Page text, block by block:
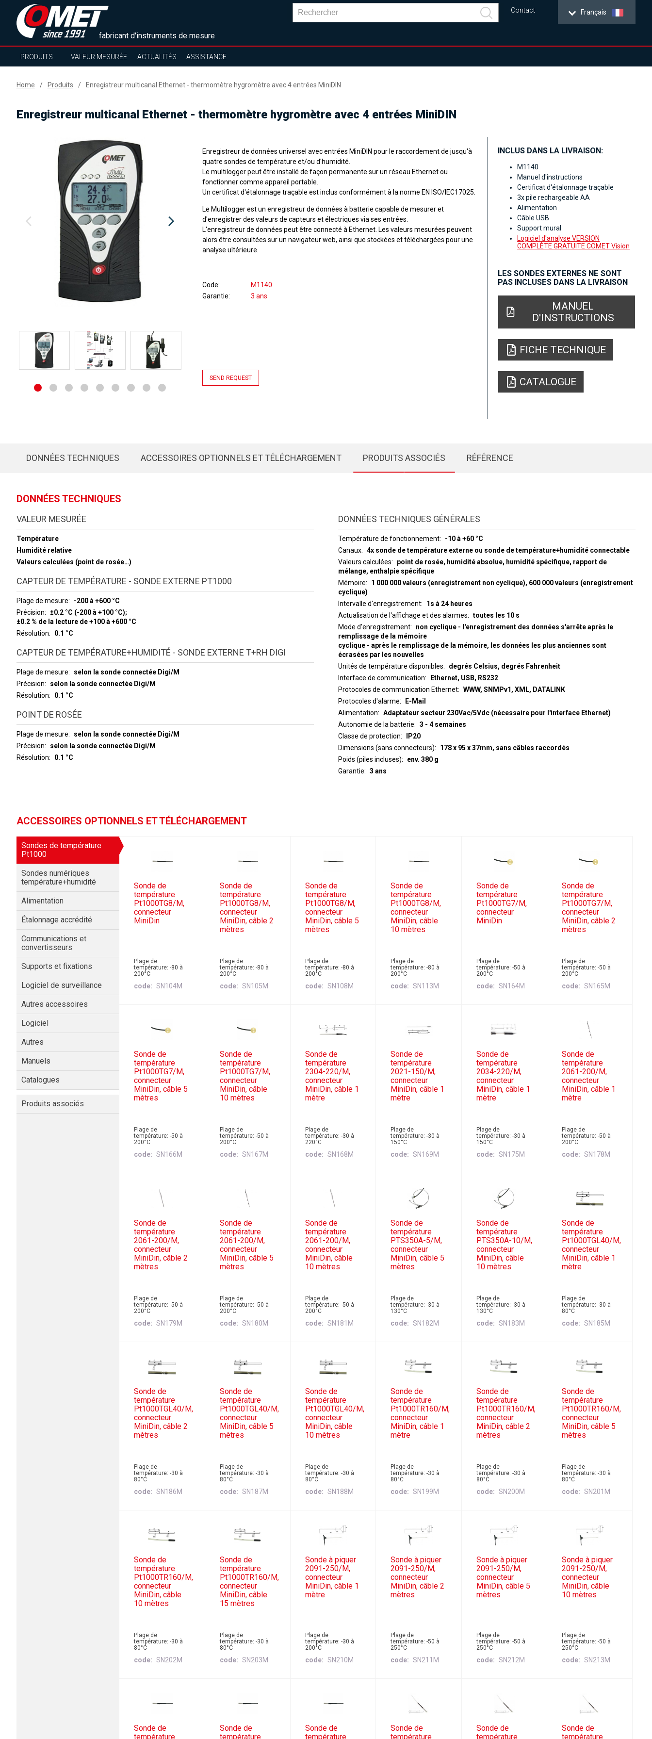
fabricant d'instruments de mesure
Français
Contact
PRODUITS VALEUR MESURÉE ACTUALITÉS ASSISTANCE
Home Produits Enregistreur multicanal Ethernet - thermomètre hygromètre avec 4 entrées MiniDIN
Enregistreur multicanal Ethernet - thermomètre hygromètre avec 4 entrées MiniDIN
Enregistreur de données universel avec entrées MiniDIN pour le raccordement de jusqu'à
quatre sondes de température et/ou d'humidité.
Le multilogger peut être installé de façon permanente sur un réseau Ethernet ou
fonctionner comme appareil portable.
Un certificat d'étalonnage traçable est inclus conformément à la norme EN ISO/IEC17025.
Le Multilogger est un enregistreur de données à batterie capable de mesurer et
d'enregistrer des valeurs de capteurs et électriques via ses entrées.
L'enregistreur de données peut être connecté à Ethernet. Les valeurs mesurées peuvent
alors être consultées sur un navigateur web, ainsi que stockées et téléchargées pour une
analyse ultérieure.
Code
M1140
Garantie
3 ans
SEND REQUEST
INCLUS DANS LA LIVRAISON:
M1140
Manuel d'instructions
Certificat d'étalonnage traçable
3x pile rechargeable AA
Alimentation
Câble USB
Support mural
Logiciel d'analyse VERSION
COMPLÈTE GRATUITE COMET Vision
LES SONDES EXTERNES NE SONT
PAS INCLUSES DANS LA LIVRAISON
MANUEL
D'INSTRUCTIONS
FICHE TECHNIQUE
CATALOGUE
DONNÉES TECHNIQUES ACCESSOIRES OPTIONNELS ET TÉLÉCHARGEMENT PRODUITS ASSOCIÉS RÉFÉRENCE
DONNÉES TECHNIQUES
VALEUR MESURÉE
Température
Humidité relative
Valeurs calculées (point de rosée…)
CAPTEUR DE TEMPÉRATURE - SONDE EXTERNE PT1000
Plage de mesure
-200 à +600 °C
Précision
±0.2 °C (-200 à +100 °C);
±0.2 % de la lecture de +100 à +600 °C
Résolution
0.1 °C
CAPTEUR DE TEMPÉRATURE+HUMIDITÉ - SONDE EXTERNE T+RH DIGI
Plage de mesure
selon la sonde connectée Digi/M
Précision
selon la sonde connectée Digi/M
Résolution
0.1 °C
POINT DE ROSÉE
Plage de mesure
selon la sonde connectée Digi/M
Précision
selon la sonde connectée Digi/M
Résolution
0.1 °C
DONNÉES TECHNIQUES GÉNÉRALES
Température de fonctionnement
-10 à +60 °C
Canaux
4x sonde de température externe ou sonde de température+humidité connectable
Valeurs calculées
point de rosée, humidité absolue, humidité spécifique, rapport de
mélange, enthalpie spécifique
Mémoire
1 000 000 valeurs (enregistrement non cyclique), 600 000 valeurs (enregistrement
cyclique)
Intervalle d'enregistrement
1s à 24 heures
Actualisation de l'affichage et des alarmes
toutes les 10 s
Mode d'enregistrement
non cyclique - l'enregistrement des données s'arrête après le
remplissage de la mémoire
cyclique - après le remplissage de la mémoire, les données les plus anciennes sont
écrasées par les nouvelles
Unités de température disponibles
degrés Celsius, degrés Fahrenheit
Interface de communication
Ethernet, USB, RS232
Protocoles de communication Ethernet
WWW, SNMPv1, XML, DATALINK
Protocoles d'alarme
E-Mail
Alimentation
Adaptateur secteur 230Vac/5Vdc (nécessaire pour l'interface Ethernet)
Autonomie de la batterie
3 - 4 semaines
Classe de protection
IP20
Dimensions (sans connecteurs)
178 x 95 x 37mm, sans câbles raccordés
Poids (piles incluses)
env. 380 g
Garantie
3 ans
ACCESSOIRES OPTIONNELS ET TÉLÉCHARGEMENT
Sondes de température
Pt1000
Sondes numériques
température+humidité
Alimentation
Étalonnage accrédité
Communications et
convertisseurs
Supports et fixations
Logiciel de surveillance
Autres accessoires
Logiciel
Autres
Manuels
Catalogues
Produits associés
Sonde de
température
Pt1000TG8/M,
connecteur
MiniDin
Plage de
température: -80 à
200°C
code SN104M
Sonde de
température
Pt1000TG8/M,
connecteur
MiniDin, câble 2
mètres
Plage de
température: -80 à
200°C
code SN105M
Sonde de
température
Pt1000TG8/M,
connecteur
MiniDin, câble 5
mètres
Plage de
température: -80 à
200°C
code SN108M
Sonde de
température
Pt1000TG8/M,
connecteur
MiniDin, câble
10 mètres
Plage de
température: -80 à
200°C
code SN113M
Sonde de
température
Pt1000TG7/M,
connecteur
MiniDin
Plage de
température: -50 à
200°C
code SN164M
Sonde de
température
Pt1000TG7/M,
connecteur
MiniDin, câble 2
mètres
Plage de
température: -50 à
200°C
code SN165M
Sonde de
température
Pt1000TG7/M,
connecteur
MiniDin, câble 5
mètres
Plage de
température: -50 à
200°C
code SN166M
Sonde de
température
Pt1000TG7/M,
connecteur
MiniDin, câble
10 mètres
Plage de
température: -50 à
200°C
code SN167M
Sonde de
température
2304-220/M,
connecteur
MiniDin, câble 1
mètre
Plage de
température: -30 à
220°C
code SN168M
Sonde de
température
2021-150/M,
connecteur
MiniDin, câble 1
mètre
Plage de
température: -30 à
150°C
code SN169M
Sonde de
température
2034-220/M,
connecteur
MiniDin, câble 1
mètre
Plage de
température: -30 à
150°C
code SN175M
Sonde de
température
2061-200/M,
connecteur
MiniDin, câble 1
mètre
Plage de
température: -50 à
200°C
code SN178M
Sonde de
température
2061-200/M,
connecteur
MiniDin, câble 2
mètres
Plage de
température: -50 à
200°C
code SN179M
Sonde de
température
2061-200/M,
connecteur
MiniDin, câble 5
mètres
Plage de
température: -50 à
200°C
code SN180M
Sonde de
température
2061-200/M,
connecteur
MiniDin, câble
10 mètres
Plage de
température: -50 à
200°C
code SN181M
Sonde de
température
PTS350A-5/M,
connecteur
MiniDin, câble 5
mètres
Plage de
température: -30 à
130°C
code SN182M
Sonde de
température
PTS350A-10/M,
connecteur
MiniDin, câble
10 mètres
Plage de
température: -30 à
130°C
code SN183M
Sonde de
température
Pt1000TGL40/M,
connecteur
MiniDin, câble 1
mètre
Plage de
température: -30 à
80°C
code SN185M
Sonde de
température
Pt1000TGL40/M,
connecteur
MiniDin, câble 2
mètres
Plage de
température: -30 à
80°C
code SN186M
Sonde de
température
Pt1000TGL40/M,
connecteur
MiniDin, câble 5
mètres
Plage de
température: -30 à
80°C
code SN187M
Sonde de
température
Pt1000TGL40/M,
connecteur
MiniDin, câble
10 mètres
Plage de
température: -30 à
80°C
code SN188M
Sonde de
température
Pt1000TR160/M,
connecteur
MiniDin, câble 1
mètre
Plage de
température: -30 à
80°C
code SN199M
Sonde de
température
Pt1000TR160/M,
connecteur
MiniDin, câble 2
mètres
Plage de
température: -30 à
80°C
code SN200M
Sonde de
température
Pt1000TR160/M,
connecteur
MiniDin, câble 5
mètres
Plage de
température: -30 à
80°C
code SN201M
Sonde de
température
Pt1000TR160/M,
connecteur
MiniDin, câble
10 mètres
Plage de
température: -30 à
80°C
code SN202M
Sonde de
température
Pt1000TR160/M,
connecteur
MiniDin, câble
15 mètres
Plage de
température: -30 à
80°C
code SN203M
Sonde à piquer
2091-250/M,
connecteur
MiniDin, câble 1
mètre
Plage de
température: -30 à
200°C
code SN210M
Sonde à piquer
2091-250/M,
connecteur
MiniDin, câble 2
mètres
Plage de
température: -50 à
250°C
code SN211M
Sonde à piquer
2091-250/M,
connecteur
MiniDin, câble 5
mètres
Plage de
température: -50 à
250°C
code SN212M
Sonde à piquer
2091-250/M,
connecteur
MiniDin, câble
10 mètres
Plage de
température: -50 à
250°C
code SN213M
Sonde de
température
Sonde de
température
Sonde de
température
Sonde de
température
Sonde de
température
Sonde de
température